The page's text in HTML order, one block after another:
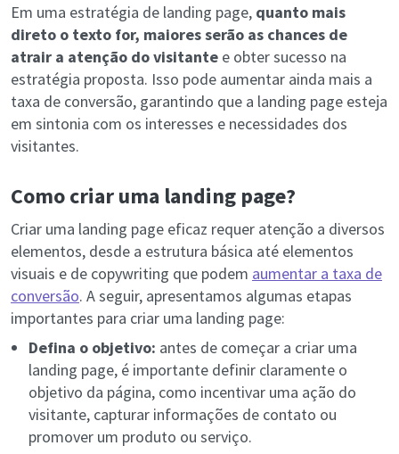
Em uma estratégia de landing page, quanto mais
direto o texto for, maiores serão as chances de
atrair a atenção do visitante e obter sucesso na
estratégia proposta. Isso pode aumentar ainda mais a
taxa de conversão, garantindo que a landing page esteja
em sintonia com os interesses e necessidades dos
visitantes.
Como criar uma landing page?
Criar uma landing page eficaz requer atenção a diversos
elementos, desde a estrutura básica até elementos
visuais e de copywriting que podem aumentar a taxa de
conversão. A seguir, apresentamos algumas etapas
importantes para criar uma landing page:
Defina o objetivo: antes de começar a criar uma
landing page, é importante definir claramente o
objetivo da página, como incentivar uma ação do
visitante, capturar informações de contato ou
promover um produto ou serviço.